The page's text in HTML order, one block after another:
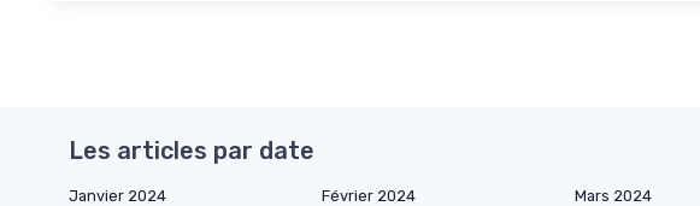
Les articles par date
Janvier 2024 Février 2024 Mars 2024